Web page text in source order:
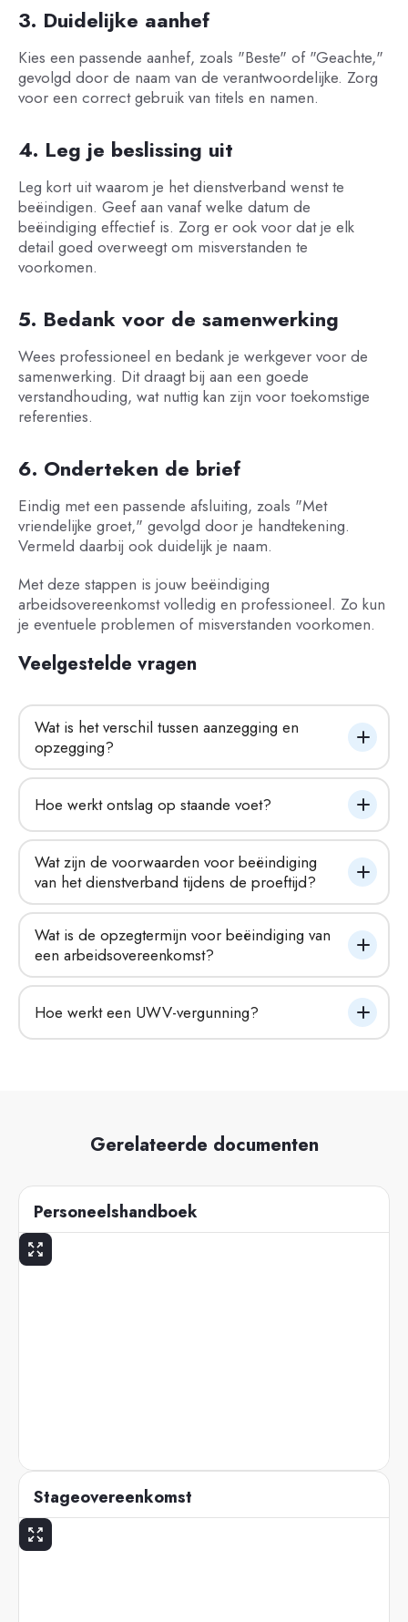
3. Duidelijke aanhef
Kies een passende aanhef, zoals "Beste" of "Geachte,"
gevolgd door de naam van de verantwoordelijke. Zorg
voor een correct gebruik van titels en namen.
4. Leg je beslissing uit
Leg kort uit waarom je het dienstverband wenst te
beëindigen. Geef aan vanaf welke datum de
beëindiging effectief is. Zorg er ook voor dat je elk
detail goed overweegt om misverstanden te
voorkomen.
5. Bedank voor de samenwerking
Wees professioneel en bedank je werkgever voor de
samenwerking. Dit draagt bij aan een goede
verstandhouding, wat nuttig kan zijn voor toekomstige
referenties.
6. Onderteken de brief
Eindig met een passende afsluiting, zoals "Met
vriendelijke groet," gevolgd door je handtekening.
Vermeld daarbij ook duidelijk je naam.
Met deze stappen is jouw beëindiging
arbeidsovereenkomst volledig en professioneel. Zo kun
je eventuele problemen of misverstanden voorkomen.
Veelgestelde vragen
Wat is het verschil tussen aanzegging en
opzegging?
Hoe werkt ontslag op staande voet?
Wat zijn de voorwaarden voor beëindiging
van het dienstverband tijdens de proeftijd?
Wat is de opzegtermijn voor beëindiging van
een arbeidsovereenkomst?
Hoe werkt een UWV-vergunning?
Gerelateerde documenten
Personeelshandboek
Stageovereenkomst